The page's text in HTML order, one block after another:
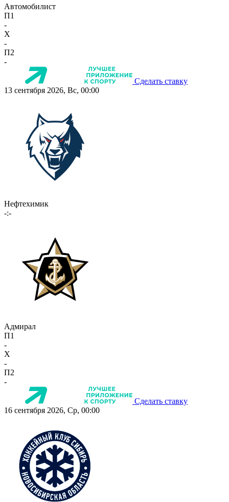
Автомобилист
П1
-
X
-
П2
-
Сделать ставку
13 сентября 2026, Вс, 00:00
Нефтехимик
-:-
Адмирал
П1
-
X
-
П2
-
Сделать ставку
16 сентября 2026, Ср, 00:00